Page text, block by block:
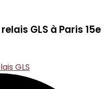
GLS à Paris 15e
GLS